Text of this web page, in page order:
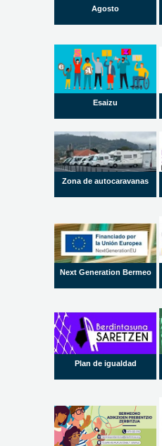
Agosto
Esaizu
Zona de autocaravanas
Next Generation Bermeo
Plan de igualdad